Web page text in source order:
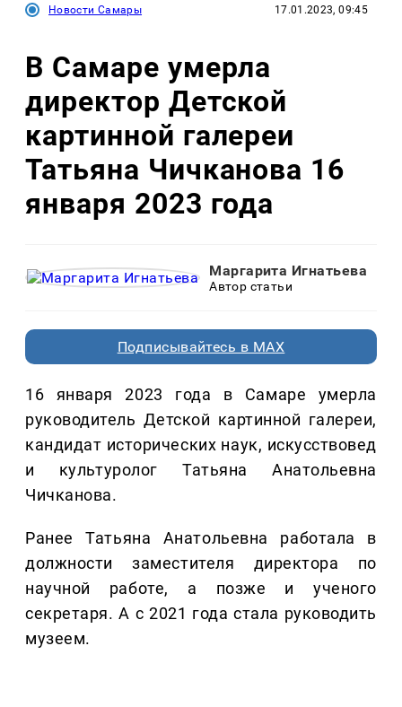
Новости Самары 17.01.2023, 09:45
В Самаре умерла
директор Детской
картинной галереи
Татьяна Чичканова 16
января 2023 года
Маргарита Игнатьева
Автор статьи
Подписывайтесь в MAX
16 января 2023 года в Самаре умерла
руководитель Детской картинной галереи,
кандидат исторических наук, искусствовед
и культуролог Татьяна Анатольевна
Чичканова.
Ранее Татьяна Анатольевна работала в
должности заместителя директора по
научной работе, а позже и ученого
секретаря. А с 2021 года стала руководить
музеем.